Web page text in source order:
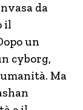
da
il
un
cyborg,
Ma